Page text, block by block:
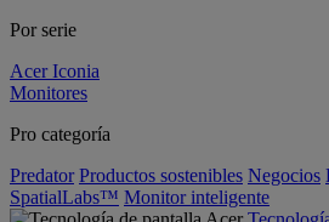
Por serie
Acer Iconia
Monitores
Pro categoría
Predator Productos sostenibles Negocios
SpatialLabs™ Monitor inteligente